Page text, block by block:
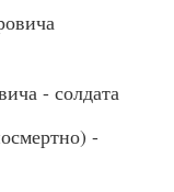
- солдата
-